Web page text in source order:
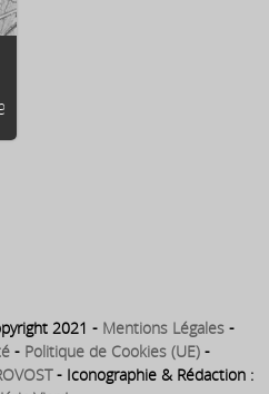
2021 - Mentions Légales -
- Politique de Cookies (UE) -
- Iconographie & Rédaction :